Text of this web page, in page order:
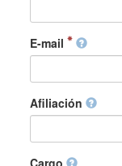
E-mail
Afiliación
Cargo